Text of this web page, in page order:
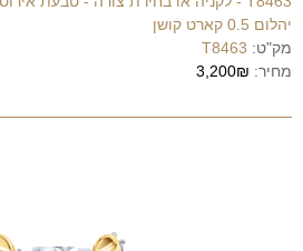
יהלום 0.5 קארט קושן
מק"ט: T8463
מחיר: 3,200₪